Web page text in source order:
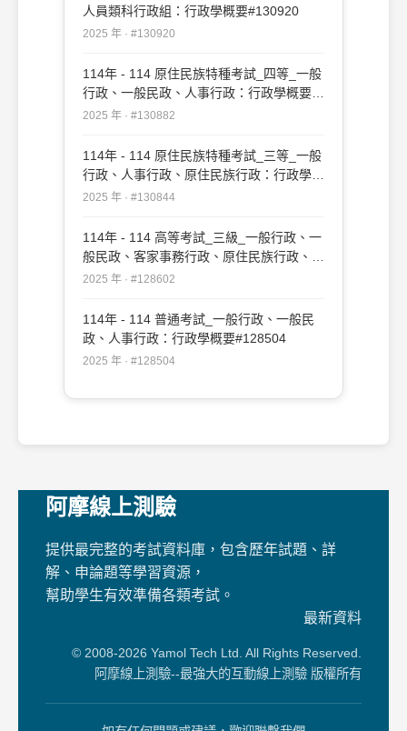
人員類科行政組：行政學概要#130920
2025 年 · #130920
114年 - 114 原住民族特種考試_四等_一般
行政、一般民政、人事行政：行政學概要
#130882
2025 年 · #130882
114年 - 114 原住民族特種考試_三等_一般
行政、人事行政、原住民族行政：行政學
#130844
2025 年 · #130844
114年 - 114 高等考試_三級_一般行政、一
般民政、客家事務行政、原住民族行政、人
事行政、法律廉政：行政學#128602
2025 年 · #128602
114年 - 114 普通考試_一般行政、一般民
政、人事行政：行政學概要#128504
2025 年 · #128504
阿摩線上測驗
提供最完整的考試資料庫，包含歷年試題、詳
解、申論題等學習資源，
幫助學生有效準備各類考試。
最新資料
© 2008-2026 Yamol Tech Ltd. All Rights Reserved.
阿摩線上測驗--最強大的互動線上測驗 版權所有